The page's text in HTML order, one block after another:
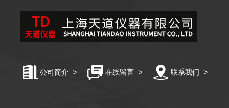
公司简介 > 在线留言 > 联系我们 >